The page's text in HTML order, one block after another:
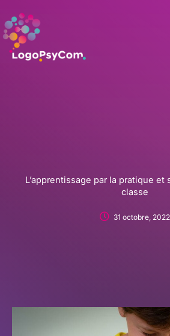
to
content
L’apprentissage par la pratique
classe
31 octobre, 2022